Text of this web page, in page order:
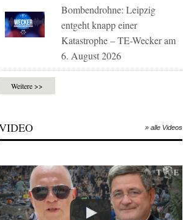
Bombendrohne: Leipzig
entgeht knapp einer
Katastrophe – TE-Wecker am
6. August 2026
Weitere >>
» alle Videos